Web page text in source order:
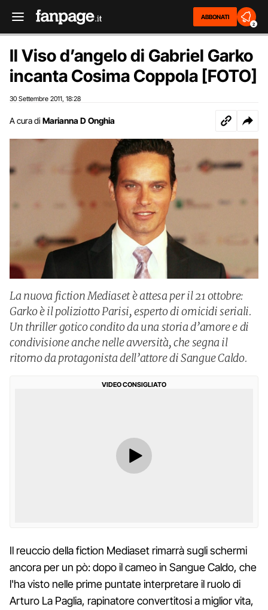
ABBONATI
2
Il Viso d’angelo di Gabriel Garko
incanta Cosima Coppola [FOTO]
30 Settembre 2011 18:28
A cura di Marianna D Onghia
La nuova fiction Mediaset è attesa per il 21 ottobre:
Garko è il poliziotto Parisi, esperto di omicidi seriali.
Un thriller gotico condito da una storia d’amore e di
condivisione anche nelle avversità, che segna il
ritorno da protagonista dell’attore di Sangue Caldo.
VIDEO CONSIGLIATO
Il reuccio della fiction Mediaset rimarrà sugli schermi
ancora per un pò: dopo il cameo in Sangue Caldo, che
l'ha visto nelle prime puntate interpretare il ruolo di
Arturo La Paglia, rapinatore convertitosi a miglior vita,